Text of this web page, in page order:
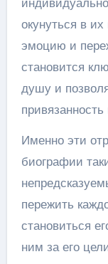
окунуться в
эмоцию и
становится
душу и
Именно эти
биографии
пережить
становиться
ним за его